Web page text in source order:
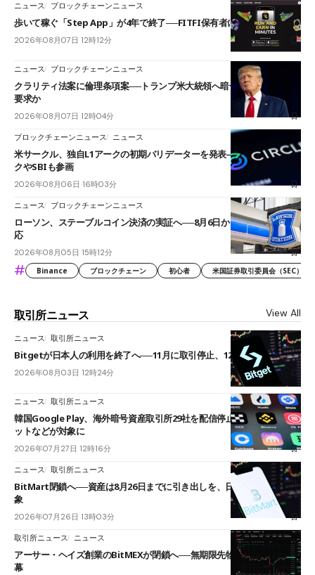
ニュース ブロックチェーンニュース
歩いて稼ぐ「Step App」が4年で終了──FITFI保有者に対応呼びかけ
2026年08月07日 12時12分
ニュース ブロックチェーンニュース
クラリティ法案に倫理条項案──トランプ米大統領へ暗号資産事業の売却
要求か
2026年08月07日 12時04分
ブロックチェーンニュース ニュース
米サークル、独自L1アークの初期バリデーターを発表――ブラックロッ
クやSBIも参画
2026年08月06日 16時03分
ニュース ブロックチェーンニュース
ローソン、ステーブルコイン決済の実証へ──8月6日からJPYCやUSDC対
応
2026年08月05日 15時12分
# Binance ブロックチェーン 初心者 米国証券取引委員会（SEC）
取引所ニュース View All
ニュース 取引所ニュース
Bitgetが日本人の利用を終了へ──11月に取引停止、12月末に強制決済
2026年08月03日 12時24分
ニュース 取引所ニュース
韓国Google Play、海外暗号資産取引所29社を配信停止──OKXやバイビ
ットなどが対象に
2026年07月27日 12時16分
ニュース 取引所ニュース
BitMart閉鎖へ──資産は8月26日までに引き出しを、日本人利用者も対
象
2026年07月26日 13時03分
取引所ニュース ニュース
アーサー・ヘイズ創業のBitMEXが閉鎖へ──無期限先物を生んだ11年に
幕